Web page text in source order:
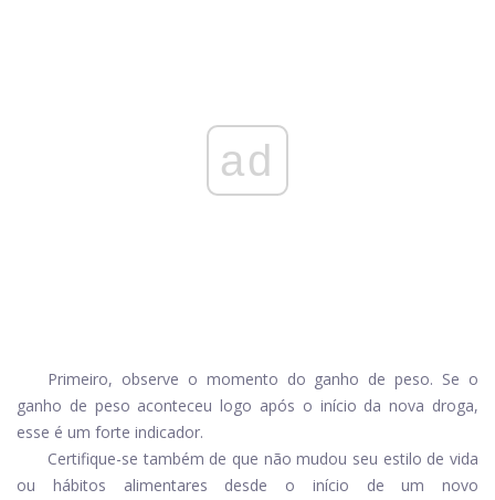
ad
Primeiro, observe o momento do ganho de peso. Se o
ganho de peso aconteceu logo após o início da nova droga,
esse é um forte indicador.
Certifique-se também de que não mudou seu estilo de vida
ou hábitos alimentares desde o início de um novo